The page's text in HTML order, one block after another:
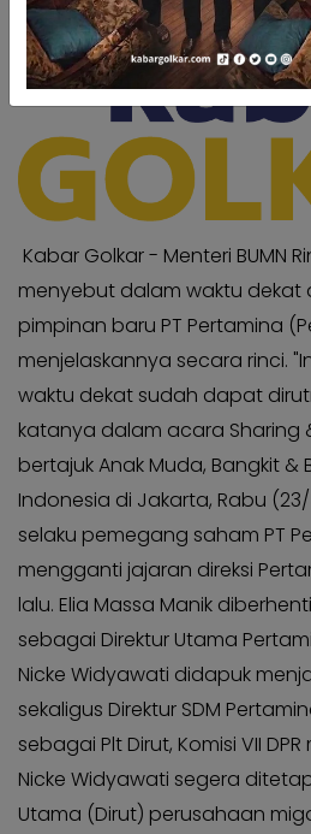
Kabar
Pilkada
Opini
Kabar
Kader
Kabar
Kabinet
Kabar
UKM
DPP
Kagol
Photo
Kabar
Pilkada
Opini
Kader
Kabar
Kabar
Kabar
Kabinet
Kabar
UKM
Kabar
DPP
Pojok
Kagol
KABAR
KADER
Kabar Golkar - Menteri BUMN
menyebut dalam waktu dekat
pimpinan baru PT Pertamina
menjelaskannya secara rinci.
waktu dekat sudah dapat
katanya dalam acara Sharing
bertajuk Anak Muda, Bangkit &
Indonesia di Jakarta, Rabu (23/
selaku pemegang saham PT
mengganti jajaran direksi
lalu. Elia Massa Manik
sebagai Direktur Utama
Nicke Widyawati didapuk
sekaligus Direktur SDM
sebagai Plt Dirut, Komisi VII
Nicke Widyawati segera
Utama (Dirut) perusahaan